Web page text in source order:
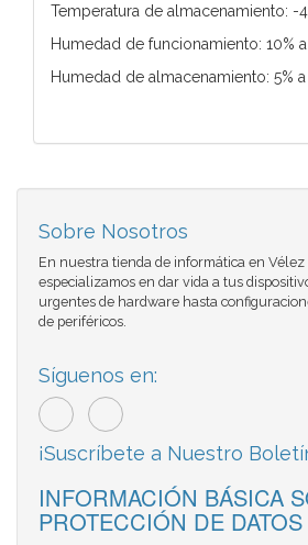
Temperatura de almacenamiento: -
Humedad de funcionamiento: 10%
Humedad de almacenamiento: 5% a
Sobre Nosotros
En nuestra tienda de informática en Vélez
especializamos en dar vida a tus
urgentes de hardware hasta
de periféricos.
Síguenos en:
¡Suscríbete a Nuestro
INFORMACIÓN BÁSICA
PROTECCIÓN DE DATOS